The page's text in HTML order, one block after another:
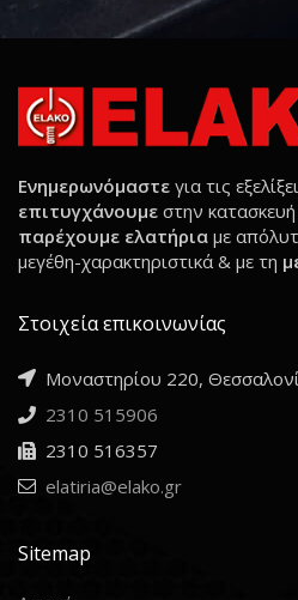
Ενημερωνόμαστε για τις
επιτυγχάνουμε στην
παρέχουμε ελατήρια με
μεγέθη-χαρακτηριστικά & με τη
Στοιχεία επικοινωνίας
Μοναστηρίου 220,
2310 515906
2310 516357
elatiria@elako.gr
Sitemap